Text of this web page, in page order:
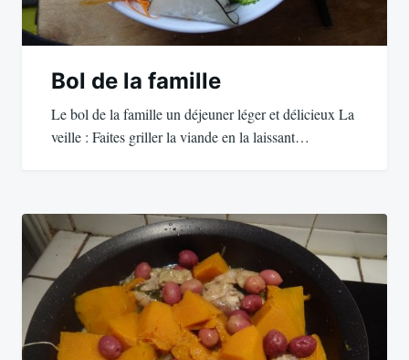
Bol de la famille
Le bol de la famille un déjeuner léger et délicieux La
veille : Faites griller la viande en la laissant…